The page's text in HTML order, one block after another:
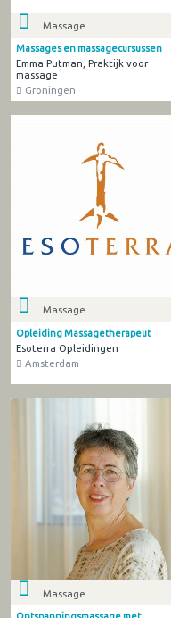
Massage
Massages en massagecursussen
Emma Putman, Praktijk voor
massage
Groningen
Massage
Opleiding Massagetherapeut
Esoterra Opleidingen
Amsterdam
Massage